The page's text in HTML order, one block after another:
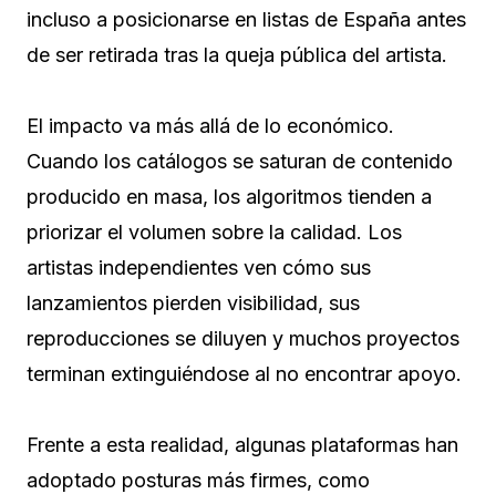
incluso a posicionarse en listas de España antes
de ser retirada tras la queja pública del artista.
El impacto va más allá de lo económico.
Cuando los catálogos se saturan de contenido
producido en masa, los algoritmos tienden a
priorizar el volumen sobre la calidad. Los
artistas independientes ven cómo sus
lanzamientos pierden visibilidad, sus
reproducciones se diluyen y muchos proyectos
terminan extinguiéndose al no encontrar apoyo.
Frente a esta realidad, algunas plataformas han
adoptado posturas más firmes, como